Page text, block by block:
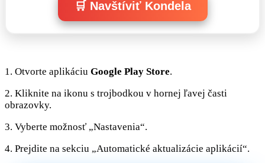
🛒 Navštíviť Kondela
1. Otvorte aplikáciu Google Play Store.
2. Kliknite na ikonu s trojbodkou v hornej ľavej časti
obrazovky.
3. Vyberte možnosť „Nastavenia“.
4. Prejdite na sekciu „Automatické aktualizácie aplikácií“.